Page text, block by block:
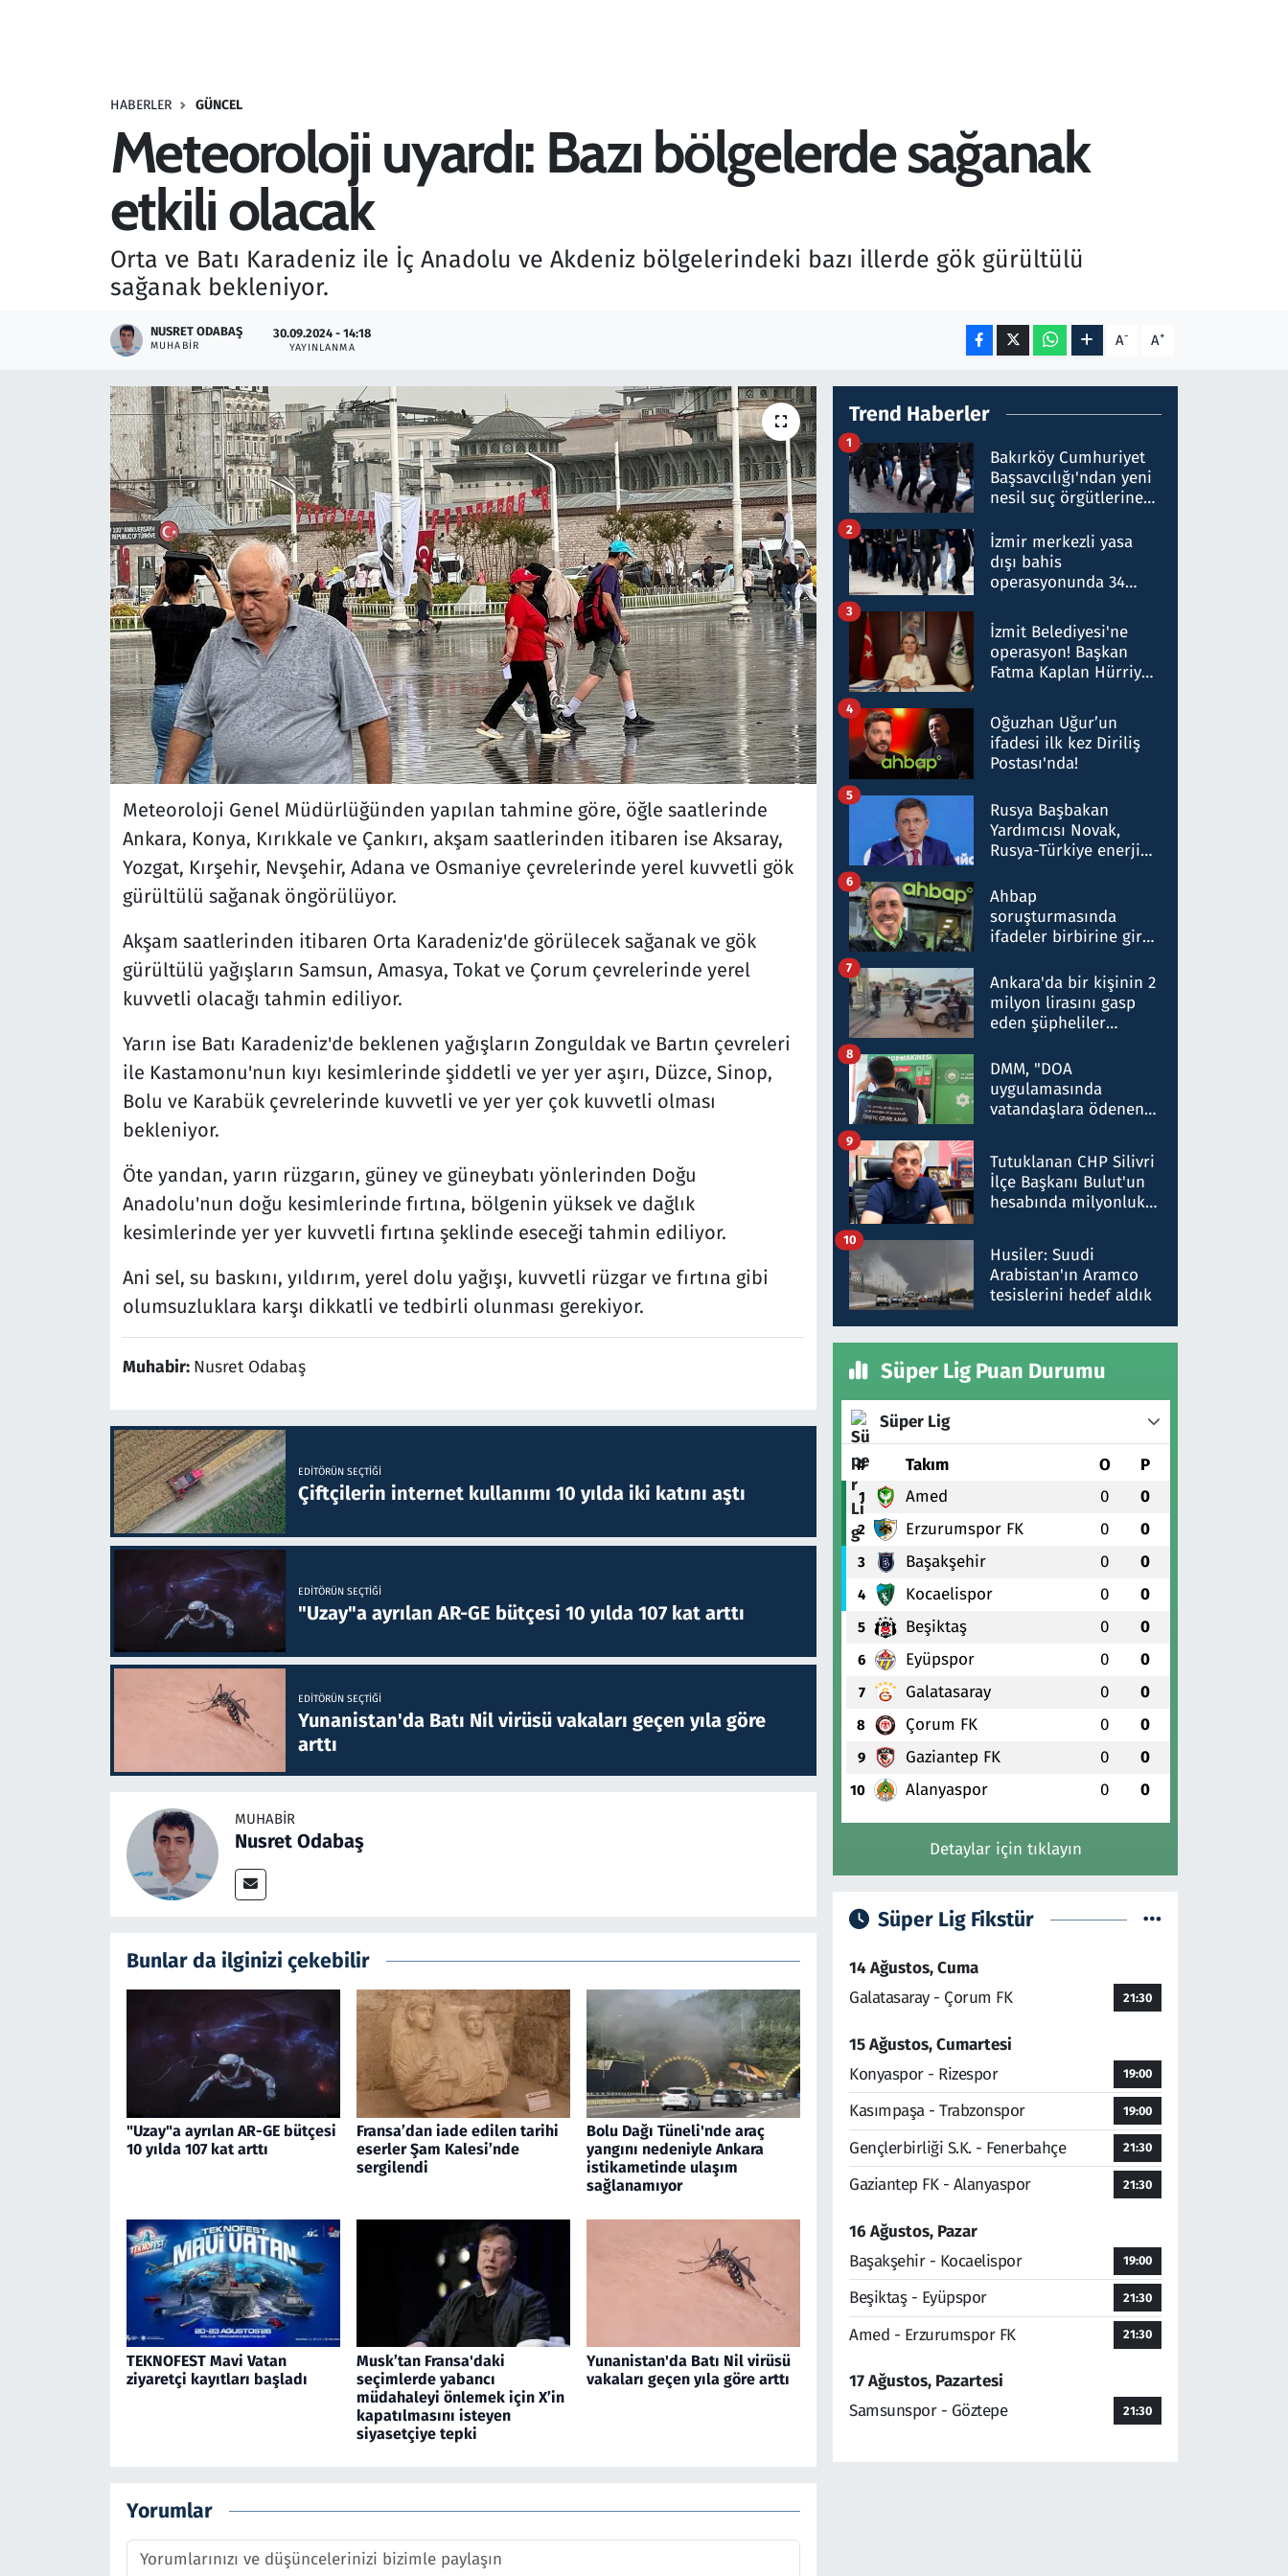
HABERLER GÜNCEL
Meteoroloji uyardı: Bazı bölgelerde sağanak
etkili olacak
Orta ve Batı Karadeniz ile İç Anadolu ve Akdeniz bölgelerindeki bazı illerde gök gürültülü
sağanak bekleniyor.
NUSRET ODABAŞ
MUHABIR
30.09.2024 - 14:18
YAYINLANMA A- A+
Meteoroloji Genel Müdürlüğünden yapılan tahmine göre, öğle saatlerinde
Ankara, Konya, Kırıkkale ve Çankırı, akşam saatlerinden itibaren ise Aksaray,
Yozgat, Kırşehir, Nevşehir, Adana ve Osmaniye çevrelerinde yerel kuvvetli gök
gürültülü sağanak öngörülüyor.
Akşam saatlerinden itibaren Orta Karadeniz'de görülecek sağanak ve gök
gürültülü yağışların Samsun, Amasya, Tokat ve Çorum çevrelerinde yerel
kuvvetli olacağı tahmin ediliyor.
Yarın ise Batı Karadeniz'de beklenen yağışların Zonguldak ve Bartın çevreleri
ile Kastamonu'nun kıyı kesimlerinde şiddetli ve yer yer aşırı, Düzce, Sinop,
Bolu ve Karabük çevrelerinde kuvvetli ve yer yer çok kuvvetli olması
bekleniyor.
Öte yandan, yarın rüzgarın, güney ve güneybatı yönlerinden Doğu
Anadolu'nun doğu kesimlerinde fırtına, bölgenin yüksek ve dağlık
kesimlerinde yer yer kuvvetli fırtına şeklinde eseceği tahmin ediliyor.
Ani sel, su baskını, yıldırım, yerel dolu yağışı, kuvvetli rüzgar ve fırtına gibi
olumsuzluklara karşı dikkatli ve tedbirli olunması gerekiyor.
Muhabir: Nusret Odabaş
EDITÖRÜN SEÇTIĞI
Çiftçilerin internet kullanımı 10 yılda iki katını aştı
EDITÖRÜN SEÇTIĞI
"Uzay"a ayrılan AR-GE bütçesi 10 yılda 107 kat arttı
EDITÖRÜN SEÇTIĞI
Yunanistan'da Batı Nil virüsü vakaları geçen yıla göre
arttı
MUHABIR
Nusret Odabaş
Bunlar da ilginizi çekebilir
"Uzay"a ayrılan AR-GE bütçesi
10 yılda 107 kat arttı
Fransa’dan iade edilen tarihi
eserler Şam Kalesi’nde
sergilendi
Bolu Dağı Tüneli'nde araç
yangını nedeniyle Ankara
istikametinde ulaşım
sağlanamıyor
TEKNOFEST Mavi Vatan
ziyaretçi kayıtları başladı
Musk’tan Fransa'daki
seçimlerde yabancı
müdahaleyi önlemek için X’in
kapatılmasını isteyen
siyasetçiye tepki
Yunanistan'da Batı Nil virüsü
vakaları geçen yıla göre arttı
Yorumlar
Trend Haberler
Bakırköy Cumhuriyet
Başsavcılığı'ndan yeni
nesil suç örgütlerine
hakkında gözaltı kararı
1
İzmir merkezli yasa
dışı bahis
operasyonunda 34
Milyar liralık para
trafiği tespit edildi
2
İzmit Belediyesi'ne
operasyon! Başkan
Fatma Kaplan Hürriyet
3
Oğuzhan Uğur’un
ifadesi ilk kez Diriliş
Postası'nda!
4
Rusya Başbakan
Yardımcısı Novak,
Rusya-Türkiye enerji
nitelikte olduğunu
belirtti
5
Ahbap
soruşturmasında
ifadeler birbirine girdi:
ifadelerinden ortaya
çıkan tablo şok etti
6
Ankara'da bir kişinin 2
milyon lirasını gasp
eden şüpheliler
7
DMM, "DOA
uygulamasında
vatandaşlara ödenen
düşürüldüğü" iddiasını
yalanladı
8
Tutuklanan CHP Silivri
İlçe Başkanı Bulut'un
hesabında milyonluk
talimat verdi, ben
gönderdim
9
Husiler: Suudi
Arabistan'ın Aramco
tesislerini hedef aldık
10
Süper Lig Puan Durumu
Süper Lig
# Takım O P
1 Amed 0 0
2 Erzurumspor FK 0 0
3 Başakşehir 0 0
4 Kocaelispor 0 0
5 Beşiktaş 0 0
6 Eyüpspor 0 0
7 Galatasaray 0 0
8 Çorum FK 0 0
9 Gaziantep FK 0 0
10 Alanyaspor 0 0
Detaylar için tıklayın
Süper Lig Fikstür
14 Ağustos, Cuma
Galatasaray - Çorum FK
21:30
15 Ağustos, Cumartesi
Konyaspor - Rizespor
19:00
Kasımpaşa - Trabzonspor 19:00
Gençlerbirliği S.K. - Fenerbahçe 21:30
Gaziantep FK - Alanyaspor 21:30
16 Ağustos, Pazar
Başakşehir - Kocaelispor
19:00
Beşiktaş - Eyüpspor 21:30
Amed - Erzurumspor FK 21:30
17 Ağustos, Pazartesi
Samsunspor - Göztepe
21:30
Savunma Sanayi
Teknoloji ve Bilim
Televizyon